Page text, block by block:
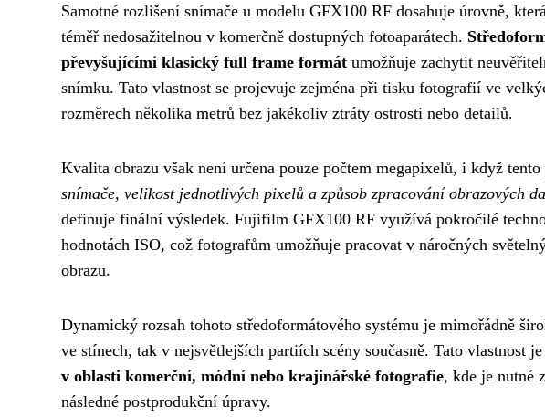
Samotné rozlišení snímače u modelu GFX100 RF dosahuje úrovně,
téměř nedosažitelnou v komerčně dostupných fotoaparátech.
převyšujícími klasický full frame formát umožňuje zachytit
snímku. Tato vlastnost se projevuje zejména při tisku fotografií ve
rozměrech několika metrů bez jakékoliv ztráty ostrosti nebo detailů.
Kvalita obrazu však není určena pouze počtem megapixelů, i když
snímače, velikost jednotlivých pixelů a způsob zpracování obrazových
definuje finální výsledek. Fujifilm GFX100 RF využívá pokročilé
hodnotách ISO, což fotografům umožňuje pracovat v náročných
obrazu.
Dynamický rozsah tohoto středoformátového systému je mimořádně
ve stínech, tak v nejsvětlejších partiích scény současně. Tato vlastnost je
v oblasti komerční, módní nebo krajinářské fotografie, kde je nutné
následné postprodukční úpravy.